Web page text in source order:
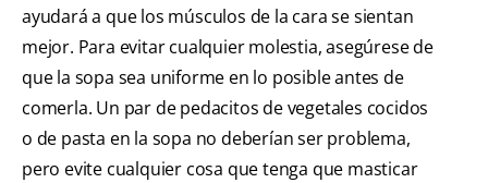
ayudará a que los músculos de la cara se sientan
mejor. Para evitar cualquier molestia, asegúrese de
que la sopa sea uniforme en lo posible antes de
comerla. Un par de pedacitos de vegetales cocidos
o de pasta en la sopa no deberían ser problema,
pero evite cualquier cosa que tenga que masticar